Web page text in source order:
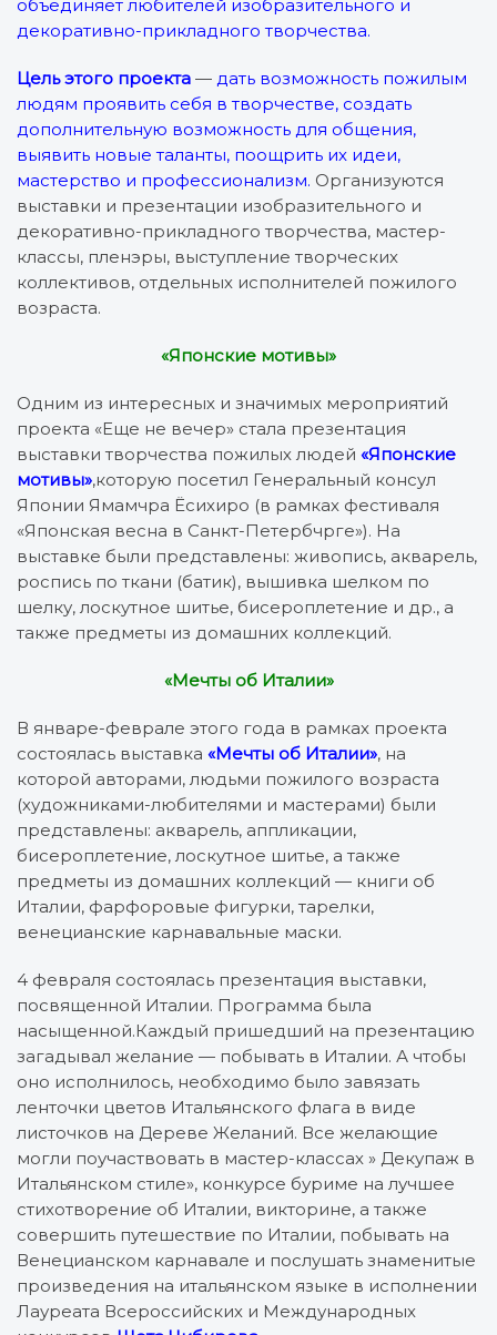
объединяет любителей изобразительного и
декоративно-прикладного творчества.
Цель этого проекта — дать возможность пожилым
людям проявить себя в творчестве, создать
дополнительную возможность для общения,
выявить новые таланты, поощрить их идеи,
мастерство и профессионализм. Организуются
выставки и презентации изобразительного и
декоративно-прикладного творчества, мастер-
классы, пленэры, выступление творческих
коллективов, отдельных исполнителей пожилого
возраста.
«Японские мотивы»
Одним из интересных и значимых мероприятий
проекта «Еще не вечер» стала презентация
выставки творчества пожилых людей «Японские
мотивы»,которую посетил Генеральный консул
Японии Ямамчра Ёсихиро (в рамках фестиваля
«Японская весна в Санкт-Петербчрге»). На
выставке были представлены: живопись, акварель,
роспись по ткани (батик), вышивка шелком по
шелку, лоскутное шитье, бисероплетение и др., а
также предметы из домашних коллекций.
«Мечты об Италии»
В январе-феврале этого года в рамках проекта
состоялась выставка «Мечты об Италии», на
которой авторами, людьми пожилого возраста
(художниками-любителями и мастерами) были
представлены: акварель, аппликации,
бисероплетение, лоскутное шитье, а также
предметы из домашних коллекций — книги об
Италии, фарфоровые фигурки, тарелки,
венецианские карнавальные маски.
4 февраля состоялась презентация выставки,
посвященной Италии. Программа была
насыщенной.Каждый пришедший на презентацию
загадывал желание — побывать в Италии. А чтобы
оно исполнилось, необходимо было завязать
ленточки цветов Итальянского флага в виде
листочков на Дереве Желаний. Все желающие
могли поучаствовать в мастер-классах » Декупаж в
Итальянском стиле», конкурсе буриме на лучшее
стихотворение об Италии, викторине, а также
совершить путешествие по Италии, побывать на
Венецианском карнавале и послушать знаменитые
произведения на итальянском языке в исполнении
Лауреата Всероссийских и Международных